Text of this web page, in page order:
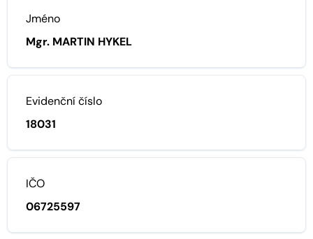
Jméno
Mgr. MARTIN HYKEL
Evidenční číslo
18031
IČO
06725597